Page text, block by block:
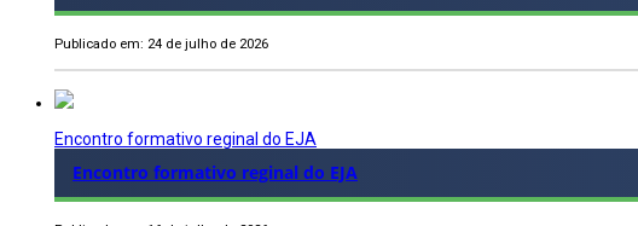
Publicado em: 24 de julho de 2026
Encontro formativo reginal do EJA
Encontro formativo reginal do EJA